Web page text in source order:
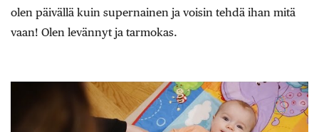
olen päivällä kuin supernainen ja voisin tehdä ihan mitä
vaan! Olen levännyt ja tarmokas.